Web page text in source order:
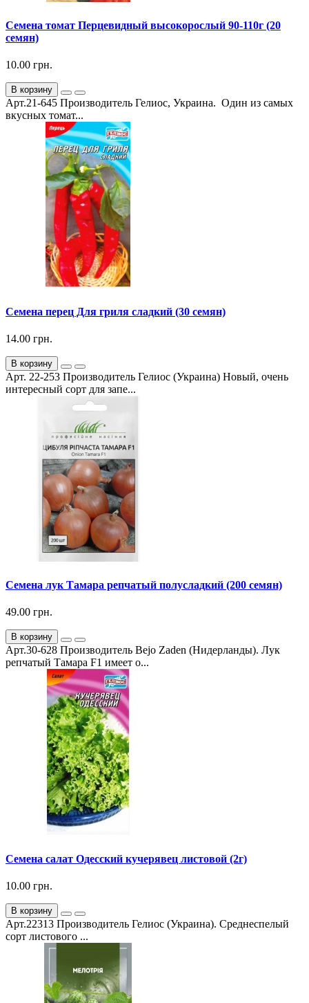
Семена томат Перцевидный высокорослый 90-110г (20
семян)
10.00 грн.
В корзину
Арт.21-645 Производитель Гелиос, Украина. Один из самых
вкусных томат...
Семена перец Для гриля сладкий (30 семян)
14.00 грн.
В корзину
Арт. 22-253 Производитель Гелиос (Украина) Новый, очень
интересный сорт для запе...
Семена лук Тамара репчатый полусладкий (200 семян)
49.00 грн.
В корзину
Арт.30-628 Производитель Bejo Zaden (Нидерланды). Лук
репчатый Тамара F1 имеет о...
Семена салат Одесский кучерявец листовой (2г)
10.00 грн.
В корзину
Арт.22313 Производитель Гелиос (Украина). Среднеспелый
сорт листового ...